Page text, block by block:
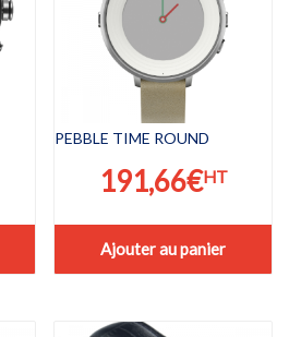
PEBBLE TIME ROUND
191,66€HT
Ajouter au panier